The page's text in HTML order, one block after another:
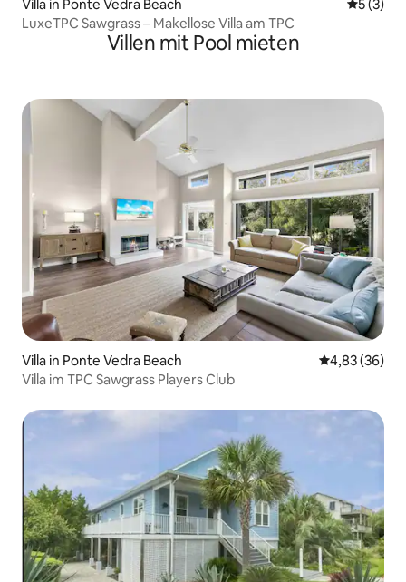
Villa in Ponte Vedra Beach
5 (3)
LuxeTPC Sawgrass – Makellose Villa am TPC
Villen mit Pool mieten
Villa in Ponte Vedra Beach
4,83 (36)
Villa im TPC Sawgrass Players Club